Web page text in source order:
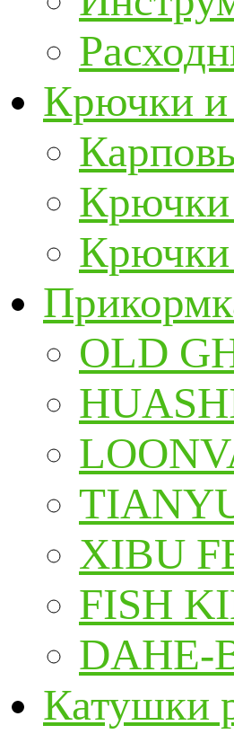
Крючки и
Крючки
Крючки
OLD
XIBU
FISH
DAHE-
Катушки